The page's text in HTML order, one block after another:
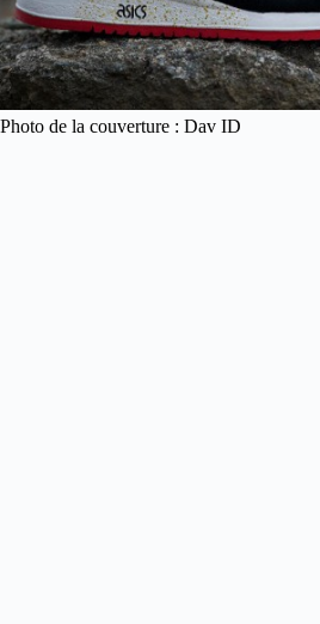
Photo de la couverture : Dav ID